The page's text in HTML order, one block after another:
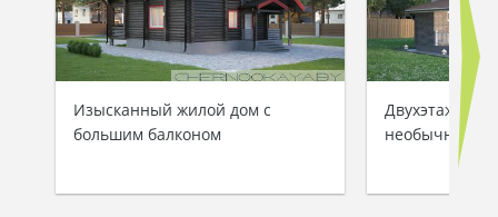
Изысканный жилой дом с
большим балконом
Двухэтажный
необычного